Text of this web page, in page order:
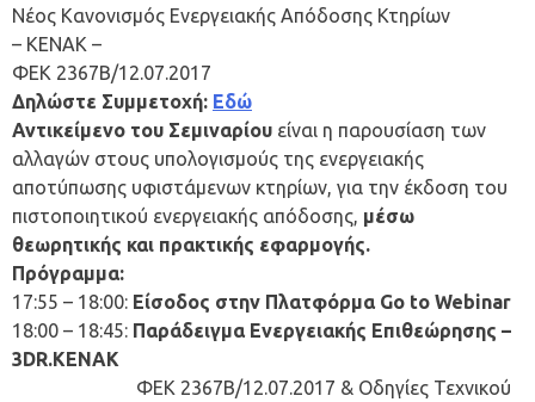
Νέος Κανονισμός Ενεργειακής Απόδοσης Κτηρίων
– ΚΕΝΑΚ –
ΦΕΚ 2367Β/12.07.2017
Δηλώστε Συμμετοχή: Εδώ
Αντικείμενο του Σεμιναρίου είναι η παρουσίαση των
αλλαγών στους υπολογισμούς της ενεργειακής
αποτύπωσης υφιστάμενων κτηρίων, για την έκδοση του
πιστοποιητικού ενεργειακής απόδοσης, μέσω
θεωρητικής και πρακτικής εφαρμογής.
Πρόγραμμα:
17:55 – 18:00: Είσοδος στην Πλατφόρμα Go to Webinar
18:00 – 18:45: Παράδειγμα Ενεργειακής Επιθεώρησης –
3DR.KENAK
ΦΕΚ 2367Β/12.07.2017 & Οδηγίες Τεχνικού